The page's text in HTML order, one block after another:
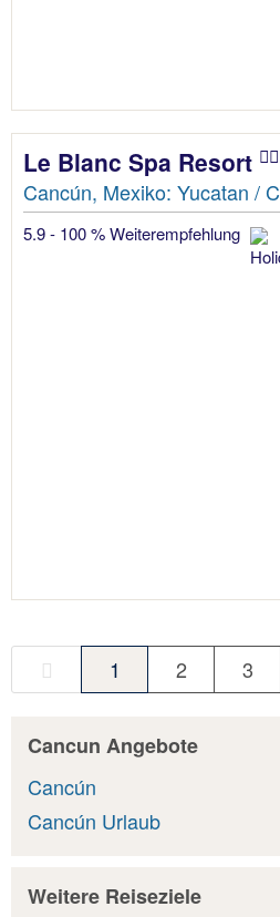
Le Blanc Spa Resort
Cancún, Mexiko: Yucatan /
5.9 - 100 % Weiterempfehlung
1 2 3
Cancun Angebote
Cancún
Cancún Urlaub
Weitere Reiseziele